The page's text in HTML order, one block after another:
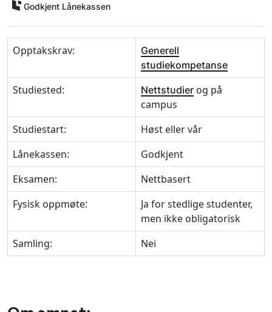
Godkjent Lånekassen
Opptakskrav:
Generell
studiekompetanse
Studiested: Nettstudier og på
campus
Studiestart:
Høst eller vår
Lånekassen:
Godkjent
Eksamen:
Nettbasert
Fysisk oppmøte:
Ja for stedlige studenter,
men ikke obligatorisk
Samling:
Nei